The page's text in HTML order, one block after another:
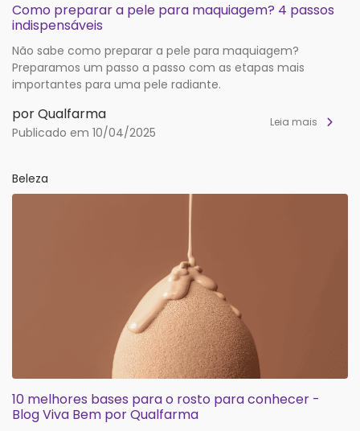
Como preparar a pele para maquiagem? 4 passos
indispensáveis
Não sabe como preparar a pele para maquiagem?
Preparamos um passo a passo com as etapas mais
importantes para uma pele radiante.
por Qualfarma
Publicado em 10/04/2025
Leia mais
Beleza
10 melhores bases para o rosto para conhecer -
Blog Viva Bem por Qualfarma